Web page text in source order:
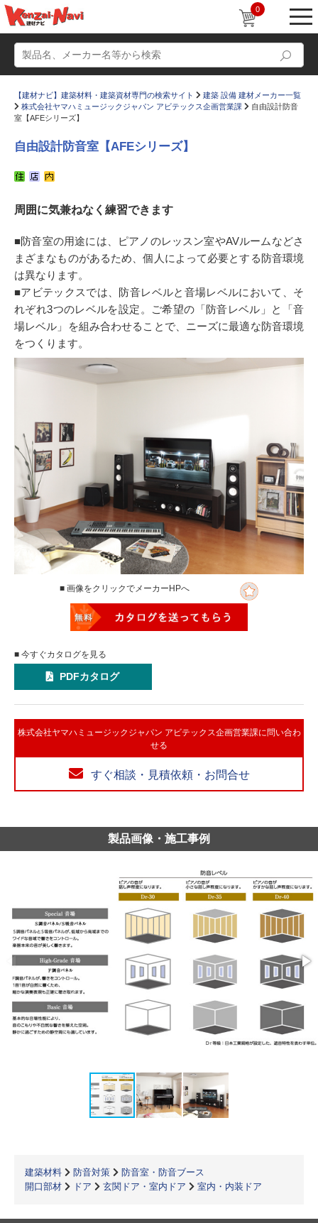
0
動画
かたなび
Q＆A 販売・施工代理店募集
お気に入り
【建材ナビ】建築材料・建築資材専門の検索サイト
建築 設備 建材メーカー一覧
株式会社ヤマハミュージックジャパン アビテックス企画営業課
自由設計防音
室【AFEシリーズ】
自由設計防音室【AFEシリーズ】
周囲に気兼ねなく練習できます
■防音室の用途には、ピアノのレッスン室やAVルームなどさ
まざまなものがあるため、個人によって必要とする防音環境
は異なります。
■アビテックスでは、防音レベルと音場レベルにおいて、そ
れぞれ3つのレベルを設定。ご希望の「防音レベル」と「音
場レベル」を組み合わせることで、ニーズに最適な防音環境
をつくります。
■ 画像をクリックでメーカーHPへ
■ 今すぐカタログを見る
PDFカタログ
株式会社ヤマハミュージックジャパン アビテックス企画営業課に問い合わ
せる
すぐ相談・見積依頼・お問合せ
製品画像・施工事例
建築材料 防音対策
防音室・防音ブース
開口部材
ドア 玄関ドア・室内ドア 室内・内装ドア